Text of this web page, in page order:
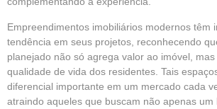
Empreendimentos imobiliários modernos têm
tendência em seus projetos, reconhecendo
planejado não só agrega valor ao imóvel,
qualidade de vida dos residentes. Tais
diferencial importante em um mercado cada
atraindo aqueles que buscam não apenas